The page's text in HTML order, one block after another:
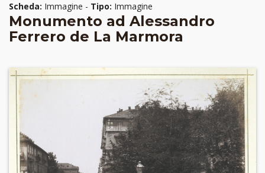
Scheda: Immagine - Tipo: Immagine
Monumento ad Alessandro
Ferrero de La Marmora